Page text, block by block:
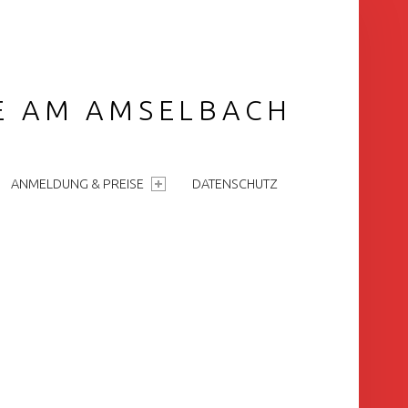
AM AMSELBACH
ANMELDUNG & PREISE DATENSCHUTZ